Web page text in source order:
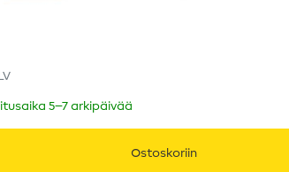
5–7 arkipäivää
Ostoskoriin